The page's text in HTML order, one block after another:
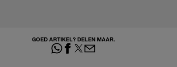
GOED ARTIKEL? DELEN MAAR.